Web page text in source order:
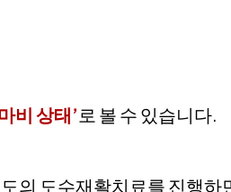
비 상태’ 로 볼 수 있습니다.
의 도수재활치료를 진행